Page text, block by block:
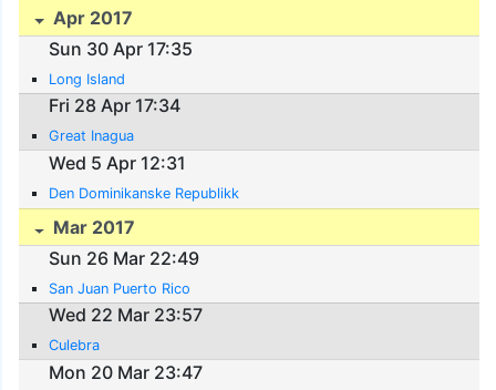
Apr 2017
Sun 30 Apr 17:35
Long Island
Fri 28 Apr 17:34
Great Inagua
Wed 5 Apr 12:31
Den Dominikanske Republikk
Mar 2017
Sun 26 Mar 22:49
San Juan Puerto Rico
Wed 22 Mar 23:57
Culebra
Mon 20 Mar 23:47